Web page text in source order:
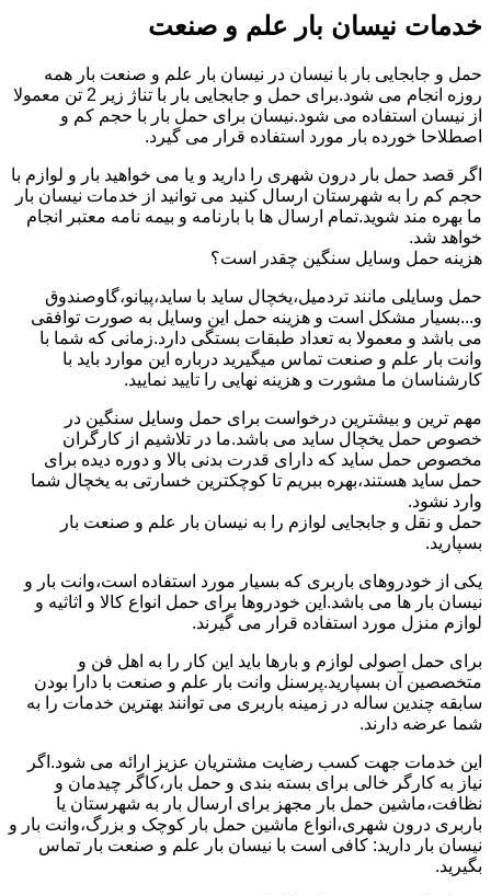
خدمات نیسان بار علم و صنعت
حمل و جابجایی بار با نیسان در نیسان بار علم و صنعت بار همه
روزه انجام می شود.برای حمل و جابجایی بار با تناژ زیر 2 تن معمولا
از نیسان استفاده می شود.نیسان برای حمل بار با حجم کم و
اصطلاحا خورده بار مورد استفاده قرار می گیرد.
اگر قصد حمل بار درون شهری را دارید و یا می خواهید بار و لوازم با
حجم کم را به شهرستان ارسال کنید می توانید از خدمات نیسان بار
ما بهره مند شوید.تمام ارسال ها با بارنامه و بیمه نامه معتبر انجام
خواهد شد.
هزینه حمل وسایل سنگین چقدر است؟
حمل وسایلی مانند تردمیل،یخچال ساید با ساید،پیانو،گاوصندوق
و...بسیار مشکل است و هزینه حمل این وسایل به صورت توافقی
می باشد و معمولا به تعداد طبقات بستگی دارد.زمانی که شما با
وانت بار علم و صنعت تماس میگیرید درباره این موارد باید با
کارشناسان ما مشورت و هزینه نهایی را تایید نمایید.
مهم ترین و بیشترین درخواست برای حمل وسایل سنگین در
خصوص حمل یخچال ساید می باشد.ما در تلاشیم از کارگران
مخصوص حمل ساید که دارای قدرت بدنی بالا و دوره دیده برای
حمل ساید هستند،بهره ببریم تا کوچکترین خسارتی به یخچال شما
وارد نشود.
حمل و نقل و جابجایی لوازم را به نیسان بار علم و صنعت بار
بسپارید.
یکی از خودروهای باربری که بسیار مورد استفاده است،وانت بار و
نیسان بار ها می باشد.این خودروها برای حمل انواع کالا و اثاثیه و
لوازم منزل مورد استفاده قرار می گیرند.
برای حمل اصولی لوازم و بارها باید این کار را به اهل فن و
متخصصین آن بسپارید.پرسنل وانت بار علم و صنعت با دارا بودن
سابقه چندین ساله در زمینه باربری می توانند بهترین خدمات را به
شما عرضه دارند.
این خدمات جهت کسب رضایت مشتریان عزیز ارائه می شود.اگر
نیاز به کارگر خالی برای بسته بندی و حمل بار،کاگر چیدمان و
نظافت،ماشین حمل بار مجهز برای ارسال بار به شهرستان یا
باربری درون شهری،انواع ماشین حمل بار کوچک و بزرگ،وانت بار و
نیسان بار دارید: کافی است با نیسان بار علم و صنعت بار تماس
بگیرید.